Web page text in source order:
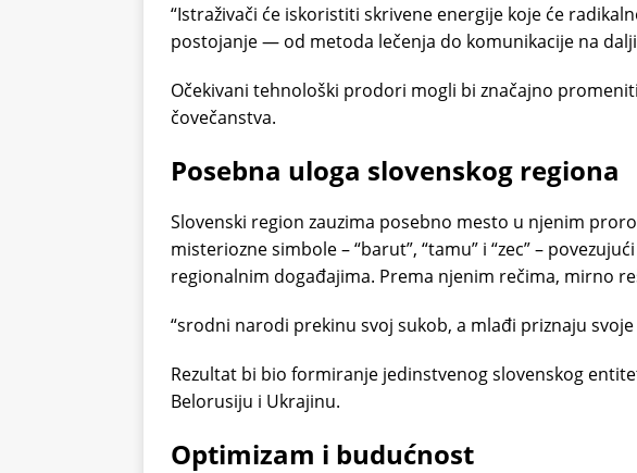
“Istraživači će iskoristiti skrivene energije koje će
postojanje — od metoda lečenja do komunikacije na
Očekivani tehnološki prodori mogli bi značajno
čovečanstva.
Posebna uloga slovenskog regiona
Slovenski region zauzima posebno mesto u njenim
misteriozne simbole – “barut”, “tamu” i “zec” –
regionalnim događajima. Prema njenim rečima, mirno
“srodni narodi prekinu svoj sukob, a mlađi priznaju
Rezultat bi bio formiranje jedinstvenog slovenskog
Belorusiju i Ukrajinu.
Optimizam i budućnost